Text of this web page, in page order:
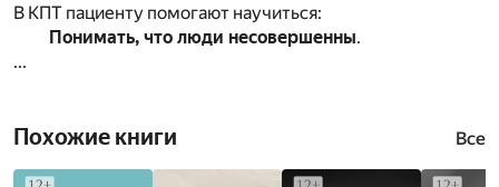
В КПТ пациенту помогают научиться:
Понимать, что люди несовершенны.
...
Похожие книги Все